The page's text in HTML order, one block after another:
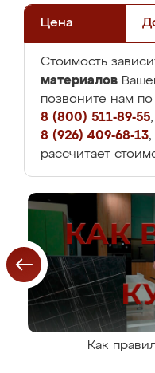
Цена
Стоимость
материалов
позвоните нам
8 (800) 511-89-55,
8 (926) 409-68-13
рассчитает
Как